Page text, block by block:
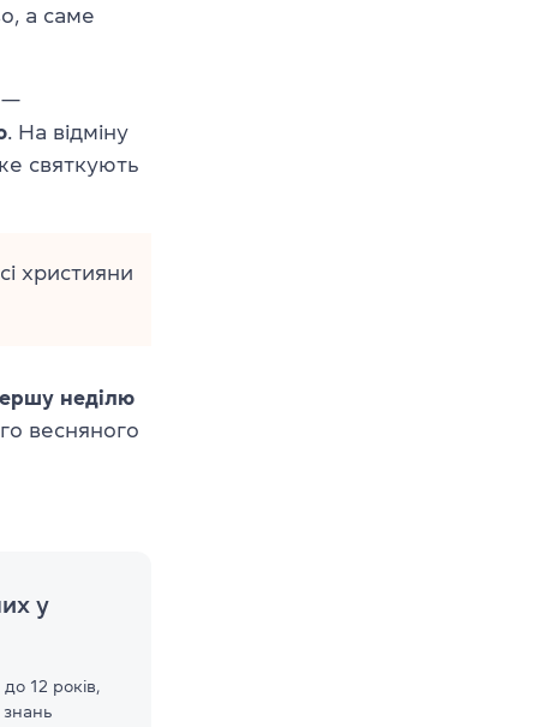
а саме
—
. На відміну
святкують
християни
неділю
весняного
у
12 років,
знань